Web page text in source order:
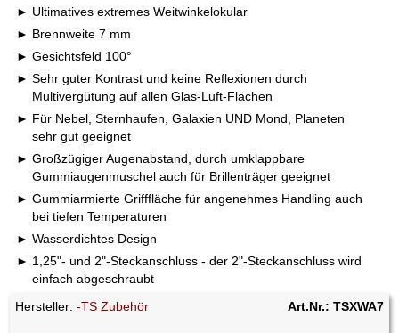
Ultimatives extremes Weitwinkelokular
Brennweite 7 mm
Gesichtsfeld 100°
Sehr guter Kontrast und keine Reflexionen durch
Multivergütung auf allen Glas-Luft-Flächen
Für Nebel, Sternhaufen, Galaxien UND Mond, Planeten
sehr gut geeignet
Großzügiger Augenabstand, durch umklappbare
Gummiaugenmuschel auch für Brillenträger geeignet
Gummiarmierte Grifffläche für angenehmes Handling auch
bei tiefen Temperaturen
Wasserdichtes Design
1,25"- und 2"-Steckanschluss - der 2"-Steckanschluss wird
einfach abgeschraubt
Hersteller:-TS Zubehör Art.Nr.: TSXWA7